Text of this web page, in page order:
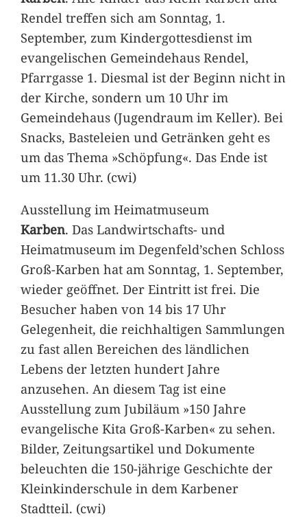
Rendel treffen sich am Sonntag, 1.
September, zum Kindergottesdienst im
evangelischen Gemeindehaus Rendel,
Pfarrgasse 1. Diesmal ist der Beginn nicht in
der Kirche, sondern um 10 Uhr im
Gemeindehaus (Jugendraum im Keller). Bei
Snacks, Basteleien und Getränken geht es
um das Thema »Schöpfung«. Das Ende ist
um 11.30 Uhr. (cwi)
Ausstellung im Heimatmuseum
Karben. Das Landwirtschafts- und
Heimatmuseum im Degenfeld’schen Schloss
Groß-Karben hat am Sonntag, 1. September,
wieder geöffnet. Der Eintritt ist frei. Die
Besucher haben von 14 bis 17 Uhr
Gelegenheit, die reichhaltigen Sammlungen
zu fast allen Bereichen des ländlichen
Lebens der letzten hundert Jahre
anzusehen. An diesem Tag ist eine
Ausstellung zum Jubiläum »150 Jahre
evangelische Kita Groß-Karben« zu sehen.
Bilder, Zeitungsartikel und Dokumente
beleuchten die 150-jährige Geschichte der
Kleinkinderschule in dem Karbener
Stadtteil. (cwi)